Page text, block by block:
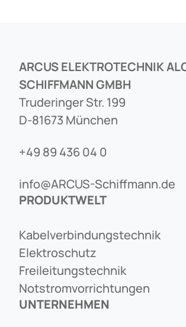
ARCUS ELEKTROTECHNIK
SCHIFFMANN GMBH
Truderinger Str. 199
D-81673 München
+49 89 436 04 0
info@ARCUS-Schiffmann.de
PRODUKTWELT
Kabelverbindungstechnik
Elektroschutz
Freileitungstechnik
Notstromvorrichtungen
UNTERNEHMEN